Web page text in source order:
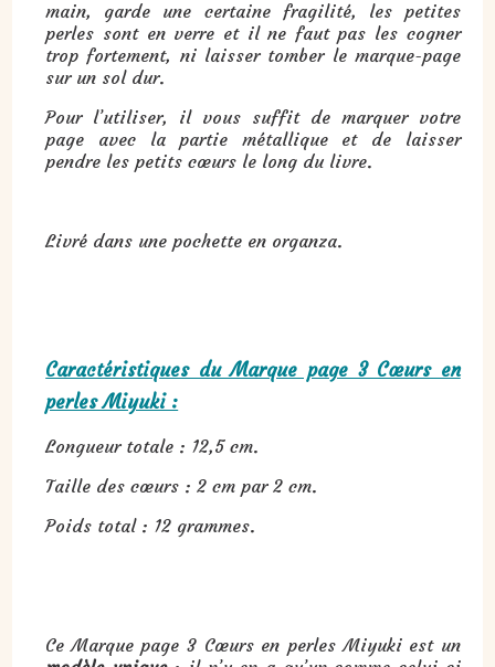
main, garde une certaine fragilité, les petites
perles sont en verre et il ne faut pas les cogner
trop fortement, ni laisser tomber le marque-page
sur un sol dur.
Pour l’utiliser, il vous suffit de marquer votre
page avec la partie métallique et de laisser
pendre les petits cœurs le long du livre.
Livré dans une pochette en organza.
Caractéristiques du Marque page 3 Cœurs en
perles Miyuki :
Longueur totale : 12,5 cm.
Taille des cœurs : 2 cm par 2 cm.
Poids total : 12 grammes.
Ce Marque page 3 Cœurs en perles Miyuki est un